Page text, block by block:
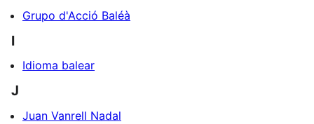
Grupo d'Acció Baléà
I
Idioma balear
J
Juan Vanrell Nadal